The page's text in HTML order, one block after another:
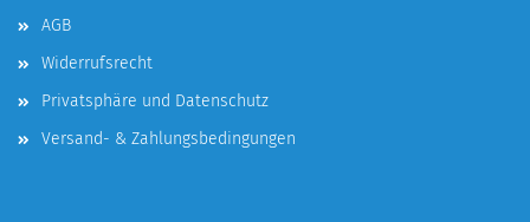
AGB
Widerrufsrecht
Privatsphäre und Datenschutz
Versand- & Zahlungsbedingungen